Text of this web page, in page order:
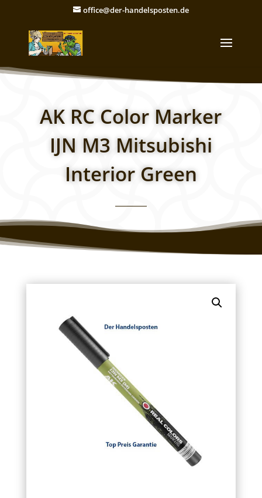
office@der-handelsposten.de
AK RC Color Marker
IJN M3 Mitsubishi
Interior Green